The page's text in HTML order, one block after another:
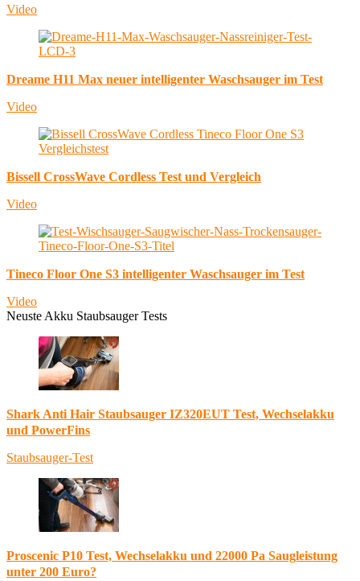
Video
Dreame H11 Max neuer intelligenter Waschsauger im Test
Video
Bissell CrossWave Cordless Test und Vergleich
Video
Tineco Floor One S3 intelligenter Waschsauger im Test
Video
Neuste Akku Staubsauger Tests
Shark Anti Hair Staubsauger IZ320EUT Test, Wechselakku
und PowerFins
Staubsauger-Test
Proscenic P10 Test, Wechselakku und 22000 Pa Saugleistung
unter 200 Euro?